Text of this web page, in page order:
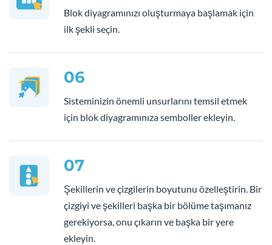
Blok diyagramınızı oluşturmaya başlamak için
ilk şekli seçin.
06
Sisteminizin önemli unsurlarını temsil etmek
için blok diyagramınıza semboller ekleyin.
07
Şekillerin ve çizgilerin boyutunu özelleştirin. Bir
çizgiyi ve şekilleri başka bir bölüme taşımanız
gerekiyorsa, onu çıkarın ve başka bir yere
ekleyin.